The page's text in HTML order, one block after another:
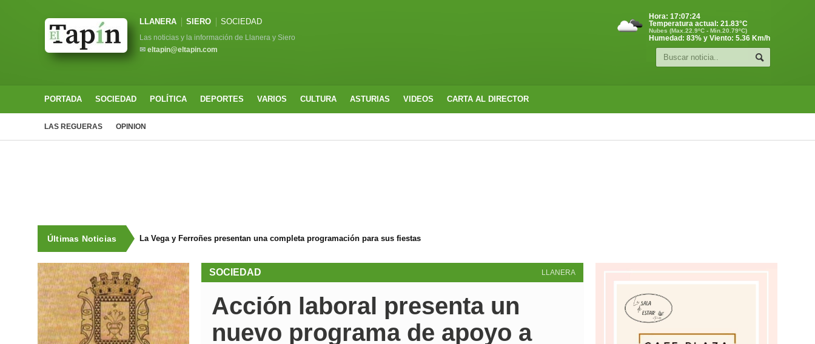
LLANERA SIERO SOCIEDAD
Las noticias y la información de Llanera y Siero
✉ eltapin@eltapin.com
Hora: 17:07:25
Temperatura actual: 21.83°C
Nubes (Max.22.9ºC - Min.20.79ºC)
Humedad: 83% y Viento: 5.36 Km/h
PORTADA SOCIEDAD POLÍTICA DEPORTES VARIOS CULTURA ASTURIAS VIDEOS CARTA AL DIRECTOR
LAS REGUERAS OPINION
Últimas Noticias La Vega y Ferroñes presentan una completa programación para sus fiestas
LLANERA
SOCIEDAD
Acción laboral presenta un
nuevo programa de apoyo a